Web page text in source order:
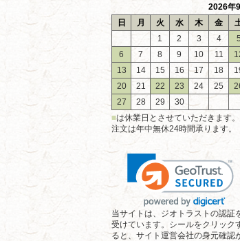
2026年
日
月 火 水 木 金
1
2 3 4
5
6
7 8 9 10 11
13
14 15 16 17 18
20
21 22 23 24 25
27
28 29
30
■は休業日とさせていただきます
注文は年中無休24時間承ります。
当サイトは、ジオトラストの認証
受けています。シールをクリック
ると、サイト運営会社の身元確認